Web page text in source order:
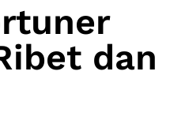
dan